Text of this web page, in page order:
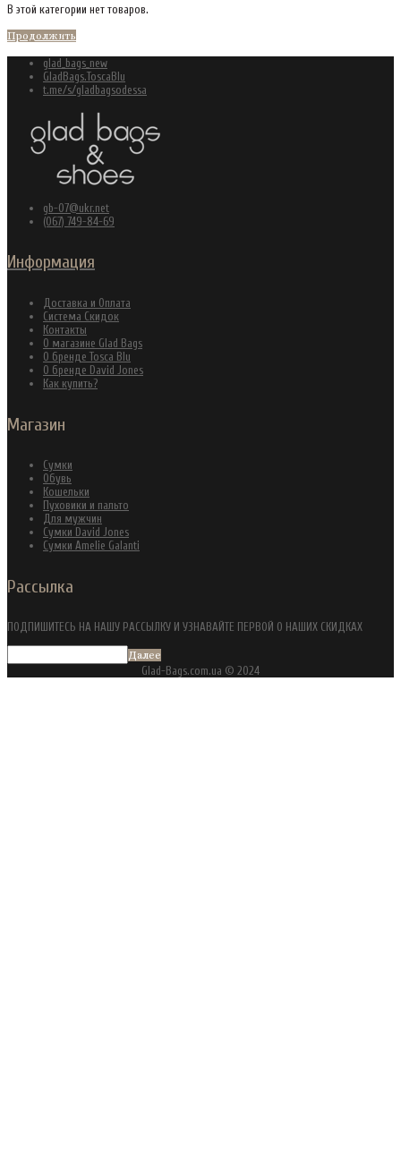
В этой категории нет товаров.
Продолжить
glad_bags_new
GladBags.ToscaBlu
t.me/s/gladbagsodessa
gb-07@ukr.net
(067) 749-84-69
Информация
Доставка и Оплата
Система Скидок
Контакты
О магазине Glad Bags
О бренде Tosca Blu
О бренде David Jones
Как купить?
Магазин
Сумки
Обувь
Кошельки
Пуховики и пальто
Для мужчин
Сумки David Jones
Сумки Amelie Galanti
Рассылка
ПОДПИШИТЕСЬ НА НАШУ РАССЫЛКУ И УЗНАВАЙТЕ ПЕРВОЙ О НАШИХ СКИДКАХ
Далее
Glad-Bags.com.ua © 2024